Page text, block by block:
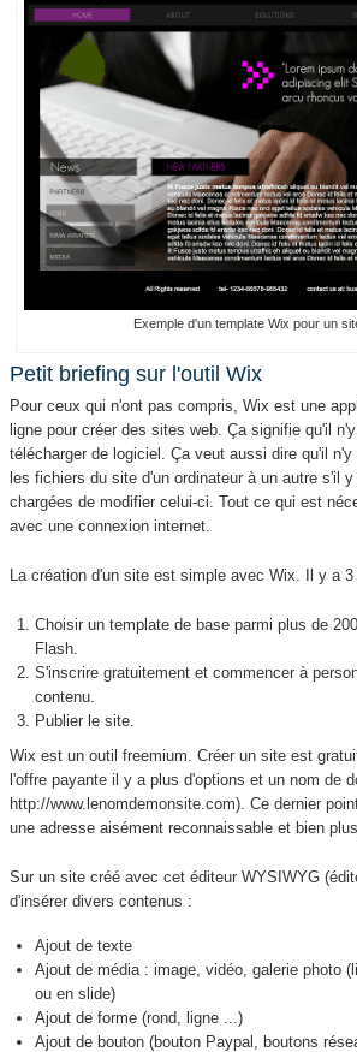
Exemple d'un template Wix pour un
Petit briefing sur l'outil Wix
Pour ceux qui n'ont pas compris, Wix est une
ligne pour créer des sites web. Ça signifie qu'il
télécharger de logiciel. Ça veut aussi dire qu'il
les fichiers du site d'un ordinateur à un autre s'il
chargées de modifier celui-ci. Tout ce qui est
avec une connexion internet.
La création d'un site est simple avec Wix. Il y a
Choisir un template de base parmi plus de
Flash.
S'inscrire gratuitement et commencer à
contenu.
Publier le site.
Wix est un outil freemium. Créer un site est
l'offre payante il y a plus d'options et un nom de
http://www.lenomdemonsite.com). Ce dernier
une adresse aisément reconnaissable et bien
Sur un site créé avec cet éditeur WYSIWYG
d'insérer divers contenus :
Ajout de texte
Ajout de média : image, vidéo, galerie photo
ou en slide)
Ajout de forme (rond, ligne ...)
Ajout de bouton (bouton Paypal, boutons